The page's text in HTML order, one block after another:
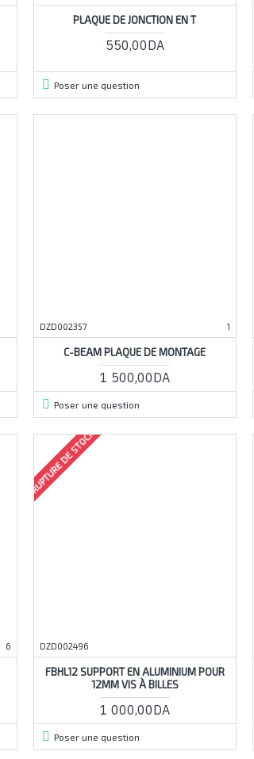
PLAQUE DE JONCTION EN T
550,00DA
Poser une question
DZD002357 1
C-BEAM PLAQUE DE MONTAGE
1 500,00DA
Poser une question
6
RUPTURE DE STOCK
DZD002496
FBHL12 SUPPORT EN ALUMINIUM POUR
12MM VIS À BILLES
1 000,00DA
Poser une question